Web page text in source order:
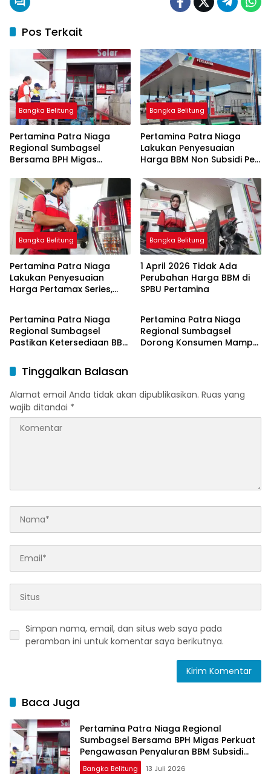
Pos Terkait
Bangka Belitung
Pertamina Patra Niaga
Regional Sumbagsel
Bersama BPH Migas
Penyaluran BBM Subsidi
bagi Nelayan melalui
Aplikasi XSTAR
Bangka Belitung
Pertamina Patra Niaga
Lakukan Penyesuaian
Harga BBM Non Subsidi Per
Bangka Belitung
Pertamina Patra Niaga
Lakukan Penyesuaian
Harga Pertamax Series,
Bangka Belitung
1 April 2026 Tidak Ada
Perubahan Harga BBM di
SPBU Pertamina
Bangka Belitung
Pertamina Patra Niaga
Regional Sumbagsel
Pastikan Ketersediaan BBM
Ramadan dan Menjelang
Idulfitri
Bangka Belitung
Pertamina Patra Niaga
Regional Sumbagsel
Dorong Konsumen Mampu
Tinggalkan Balasan
Alamat email Anda tidak akan dipublikasikan. Ruas yang
wajib ditandai *
Simpan nama, email, dan situs web saya pada
peramban ini untuk komentar saya berikutnya.
Baca Juga
Pertamina Patra Niaga Regional
Sumbagsel Bersama BPH Migas Perkuat
Pengawasan Penyaluran BBM Subsidi
bagi Nelayan melalui Aplikasi XSTAR
Bangka Belitung 13 Juli 2026